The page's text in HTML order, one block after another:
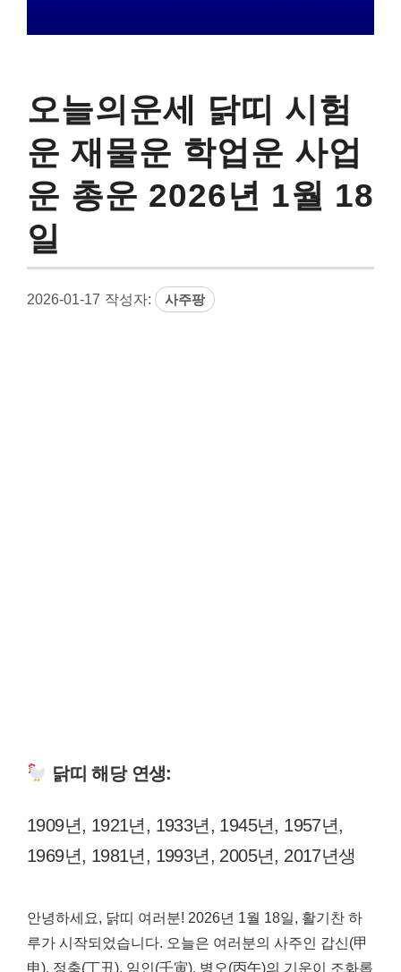
오늘의운세 닭띠 시험
운 재물운 학업운 사업
운 총운 2026년 1월 18
일
2026-01-17 작성자: 사주팡
닭띠 해당 연생:
1909년, 1921년, 1933년, 1945년, 1957년,
1969년, 1981년, 1993년, 2005년, 2017년생
안녕하세요, 닭띠 여러분! 2026년 1월 18일, 활기찬 하
루가 시작되었습니다. 오늘은 여러분의 사주인 갑신(甲
申), 정축(丁丑), 임인(壬寅), 병오(丙午)의 기운이 조화롭